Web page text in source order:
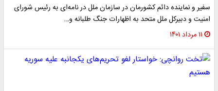
سفیر و نماینده دائم کشورمان در سازمان ملل در نامه‌ای به رئیس شورای
امنیت و دبیرکل ملل متحد به اظهارات جنگ طلبانه و…
۱۱ مرداد ۱۴۰۱